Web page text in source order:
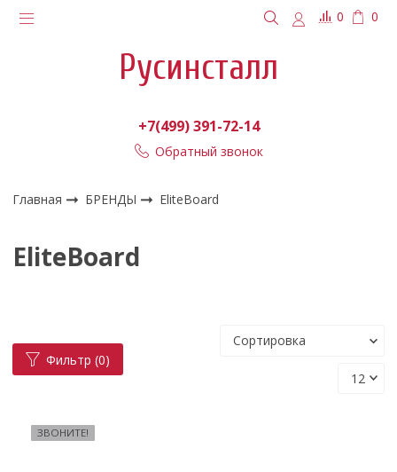
0 0
Русинсталл
+7(499) 391-72-14
Обратный звонок
Главная БРЕНДЫ EliteBoard
EliteBoard
Фильтр (0)
ЗВОНИТЕ!